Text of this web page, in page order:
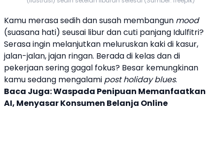
Kamu merasa sedih dan susah membangun mood
(suasana hati) seusai libur dan cuti panjang Idulfitri?
Serasa ingin melanjutkan meluruskan kaki di kasur,
jalan-jalan, jajan ringan. Berada di kelas dan di
pekerjaan sering gagal fokus? Besar kemungkinan
kamu sedang mengalami post holiday blues.
Baca Juga:Waspada Penipuan Memanfaatkan
AI, Menyasar Konsumen Belanja Online